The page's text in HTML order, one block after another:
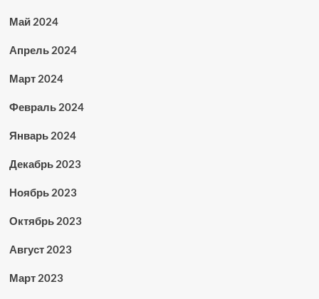
Май 2024
Апрель 2024
Март 2024
Февраль 2024
Январь 2024
Декабрь 2023
Ноябрь 2023
Октябрь 2023
Август 2023
Март 2023